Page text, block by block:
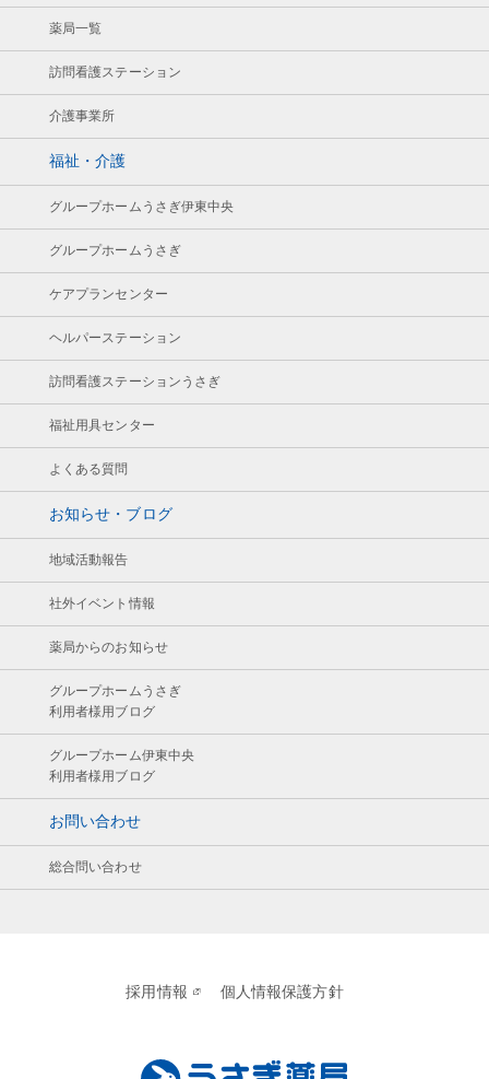
薬局一覧
訪問看護ステーション
介護事業所
福祉・介護
グループホームうさぎ伊東中央
グループホームうさぎ
ケアプランセンター
ヘルパーステーション
訪問看護ステーションうさぎ
福祉用具センター
よくある質問
お知らせ・ブログ
地域活動報告
社外イベント情報
薬局からのお知らせ
グループホームうさぎ
利用者様用ブログ
グループホーム伊東中央
利用者様用ブログ
お問い合わせ
総合問い合わせ
採用情報 個人情報保護方針